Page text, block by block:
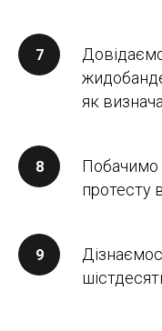
як
Побачимо
протесту